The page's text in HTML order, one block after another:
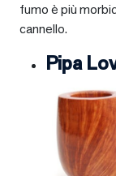
fumo è più
cannello.
Pipa